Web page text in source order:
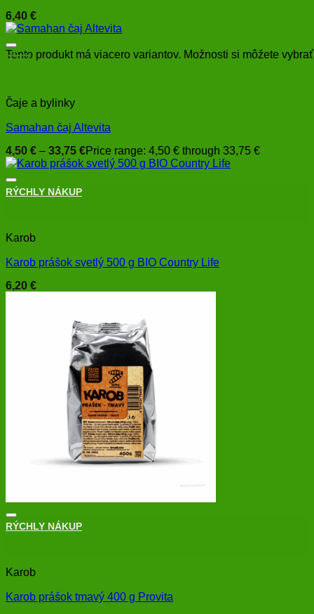
6,40 €
Tento produkt má viacero variantov. Možnosti si môžete
Čaje a bylinky
Samahan čaj Altevita
4,50 € – 33,75 €Price range: 4,50 € through 33,75 €
+
RÝCHLY NÁKUP
Karob
Karob prášok svetlý 500 g BIO Country Life
6,20 €
+
RÝCHLY NÁKUP
Karob
Karob prášok tmavý 400 g Provita